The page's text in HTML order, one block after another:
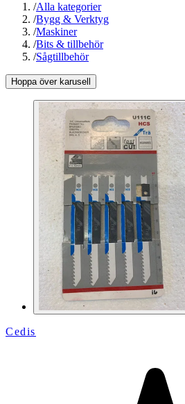
/Alla kategorier
/Bygg & Verktyg
/Maskiner
/Bits & tillbehör
/Sågtillbehör
Hoppa över karusell
Cedis